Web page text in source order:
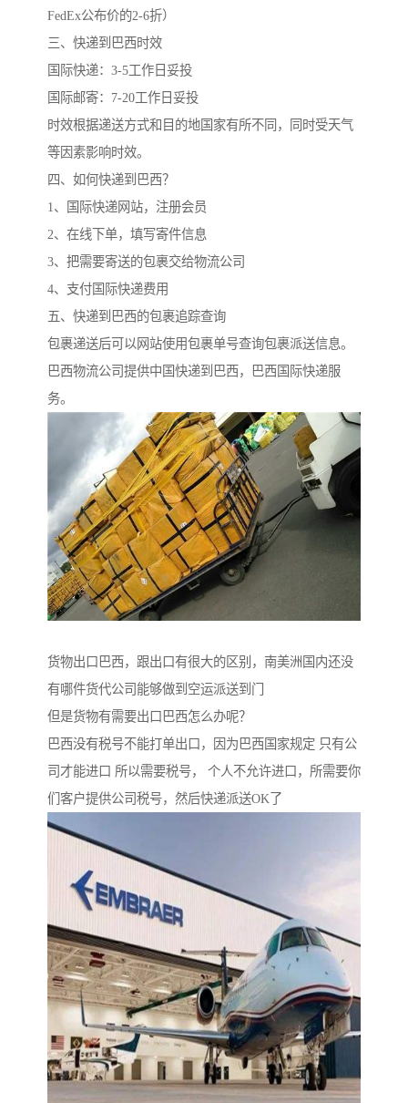
FedEx公布价的2-6折）
三、快递到巴西时效
国际快递：3-5工作日妥投
国际邮寄：7-20工作日妥投
时效根据递送方式和目的地国家有所不同，同时受天气
等因素影响时效。
四、如何快递到巴西？
1、国际快递网站，注册会员
2、在线下单，填写寄件信息
3、把需要寄送的包裹交给物流公司
4、支付国际快递费用
五、快递到巴西的包裹追踪查询
包裹递送后可以网站使用包裹单号查询包裹派送信息。
巴西物流公司提供中国快递到巴西，巴西国际快递服
务。
货物出口巴西，跟出口有很大的区别，南美洲国内还没
有哪件货代公司能够做到空运派送到门
但是货物有需要出口巴西怎么办呢？
巴西没有税号不能打单出口，因为巴西国家规定 只有公
司才能进口 所以需要税号， 个人不允许进口，所需要你
们客户提供公司税号，然后快递派送OK了